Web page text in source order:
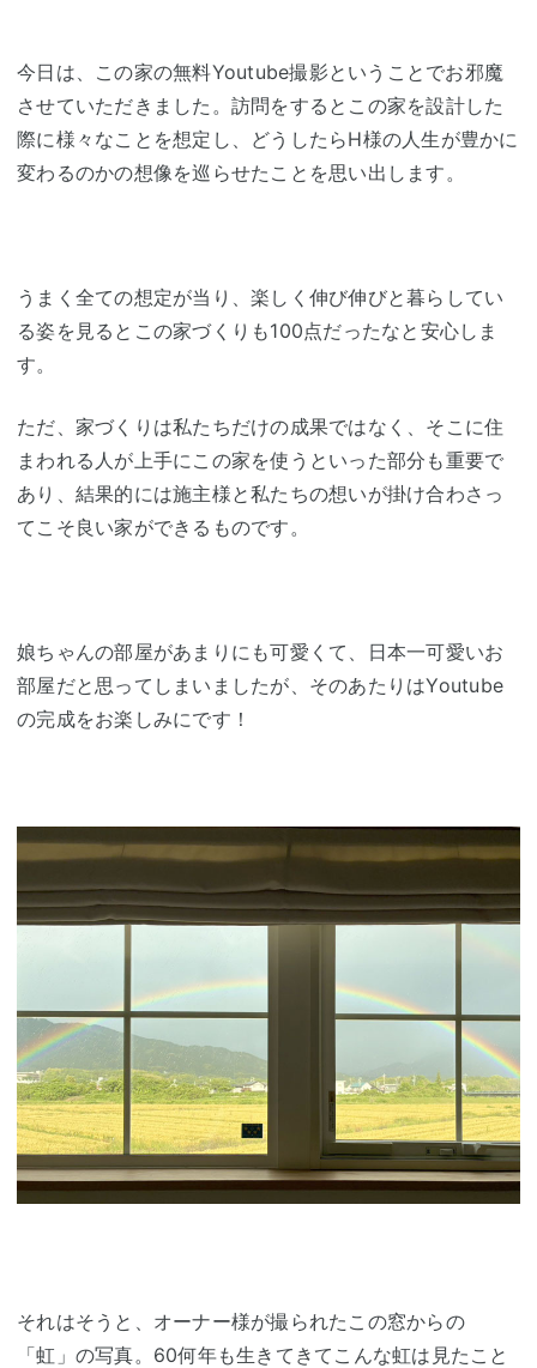
今日は、この家の無料Youtube撮影ということでお邪魔
させていただきました。訪問をするとこの家を設計した
際に様々なことを想定し、どうしたらH様の人生が豊かに
変わるのかの想像を巡らせたことを思い出します。
うまく全ての想定が当り、楽しく伸び伸びと暮らしてい
る姿を見るとこの家づくりも100点だったなと安心しま
す。
ただ、家づくりは私たちだけの成果ではなく、そこに住
まわれる人が上手にこの家を使うといった部分も重要で
あり、結果的には施主様と私たちの想いが掛け合わさっ
てこそ良い家ができるものです。
娘ちゃんの部屋があまりにも可愛くて、日本一可愛いお
部屋だと思ってしまいましたが、そのあたりはYoutube
の完成をお楽しみにです！
それはそうと、オーナー様が撮られたこの窓からの
「虹」の写真。60何年も生きてきてこんな虹は見たこと